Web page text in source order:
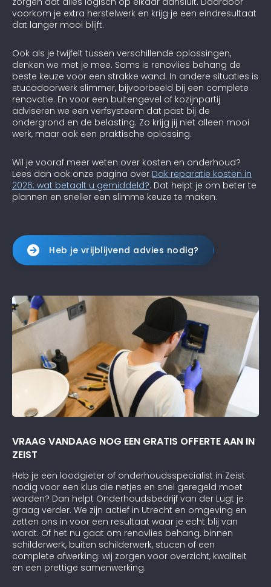
voorkom je extra herstelwerk en krijg je een eindresultaat
dat langer mooi blijft.
Ook als je twijfelt tussen verschillende oplossingen,
denken we met je mee. Soms is renovlies behang de
beste keuze voor een strakke wand. In andere situaties is
stucadoorwerk slimmer, bijvoorbeeld bij een complete
renovatie. En voor een buitengevel of kozijnpartij
adviseren we een verfsysteem dat past bij de
ondergrond en de belasting. Zo krijg jij niet alleen mooi
werk, maar ook een praktische oplossing.
Wil je vooraf meer weten over kosten en onderhoud?
Lees dan ook onze pagina over Dak reparatie kosten in
2026: wat betaalt u gemiddeld?. Dat helpt je om beter te
plannen en sneller een slimme keuze te maken.
Heb je vrijblijvend advies nodig?
VRAAG VANDAAG NOG EEN GRATIS OFFERTE AAN IN
ZEIST
Heb je een loodgieter of onderhoudsspecialist in Zeist
nodig voor een klus die netjes en snel geregeld moet
worden? Dan helpt Onderhoudsbedrijf van der Lugt je
graag verder. We zijn actief in Utrecht en omgeving en
zetten ons in voor een resultaat waar je echt blij van
wordt. Of het nu gaat om renovlies behang, binnen
schilderwerk, buiten schilderwerk, stucen of een
complete afwerking: wij zorgen voor overzicht, kwaliteit
en een prettige samenwerking.